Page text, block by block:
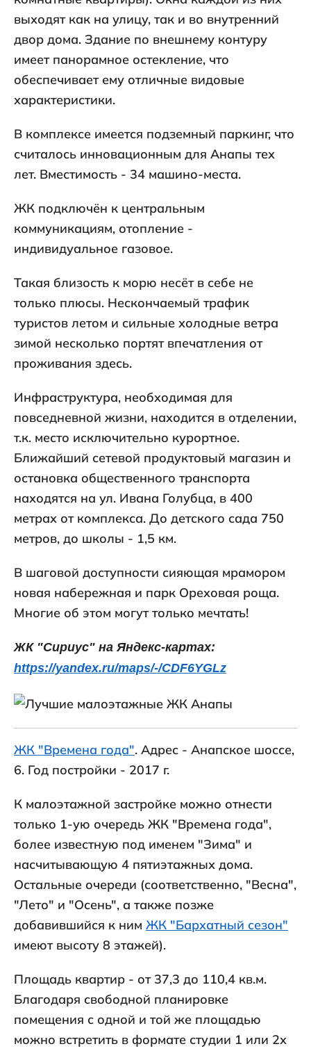
выходят как на улицу, так и во внутренний
двор дома. Здание по внешнему контуру
имеет панорамное остекление, что
обеспечивает ему отличные видовые
характеристики.
В комплексе имеется подземный паркинг, что
считалось инновационным для Анапы тех
лет. Вместимость - 34 машино-места.
ЖК подключён к центральным
коммуникациям, отопление -
индивидуальное газовое.
Такая близость к морю несёт в себе не
только плюсы. Нескончаемый трафик
туристов летом и сильные холодные ветра
зимой несколько портят впечатления от
проживания здесь.
Инфраструктура, необходимая для
повседневной жизни, находится в отделении,
т.к. место исключительно курортное.
Ближайший сетевой продуктовый магазин и
остановка общественного транспорта
находятся на ул. Ивана Голубца, в 400
метрах от комплекса. До детского сада 750
метров, до школы - 1,5 км.
В шаговой доступности сияющая мрамором
новая набережная и парк Ореховая роща.
Многие об этом могут только мечтать!
ЖК "Сириус" на Яндекс-картах:
https://yandex.ru/maps/-/CDF6YGLz
ЖК "Времена года". Адрес - Анапское шоссе,
6. Год постройки - 2017 г.
К малоэтажной застройке можно отнести
только 1-ую очередь ЖК "Времена года",
более известную под именем "Зима" и
насчитывающую 4 пятиэтажных дома.
Остальные очереди (соответственно, "Весна",
"Лето" и "Осень", а также позже
добавившийся к ним ЖК "Бархатный сезон"
имеют высоту 8 этажей).
Площадь квартир - от 37,3 до 110,4 кв.м.
Благодаря свободной планировке
помещения с одной и той же площадью
можно встретить в формате студии 1 или 2х